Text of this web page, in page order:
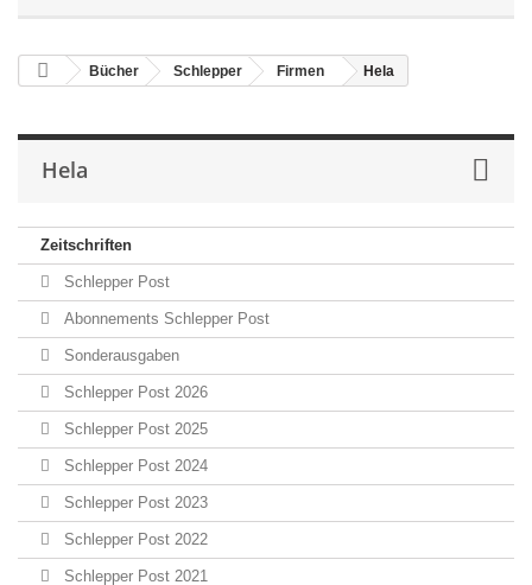
Bücher Schlepper Firmen Hela
Hela
Zeitschriften
Schlepper Post
Abonnements Schlepper Post
Sonderausgaben
Schlepper Post 2026
Schlepper Post 2025
Schlepper Post 2024
Schlepper Post 2023
Schlepper Post 2022
Schlepper Post 2021